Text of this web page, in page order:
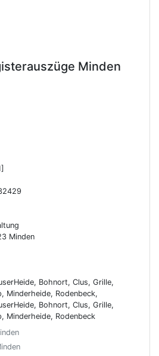
Minden
Minden
Bohnort, Clus, Grille,
Minderheide, Rodenbeck,
Bohnort, Clus, Grille,
Minderheide, Rodenbeck